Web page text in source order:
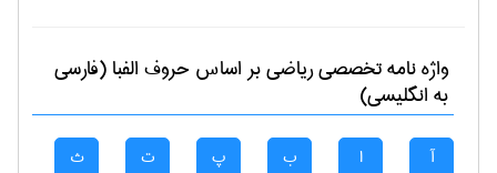
واژه نامه تخصصیرياضیبر اساس حروف الفبا (فارسی
به انگلیسی)
آ ا ب پ ت ث